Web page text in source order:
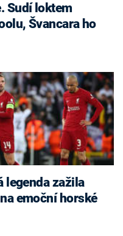
Sudí loktem
Švancara ho
legenda zažila
emoční horské